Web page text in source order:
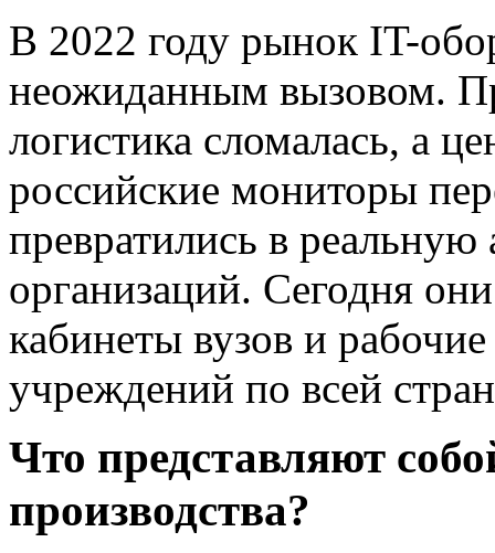
В 2022 году рынок IT-
неожиданным вызовом.
логистика сломалась, а
российские мониторы
превратились в реальную
организаций. Сегодня
кабинеты вузов и
учреждений по всей
Что представляют
производства?